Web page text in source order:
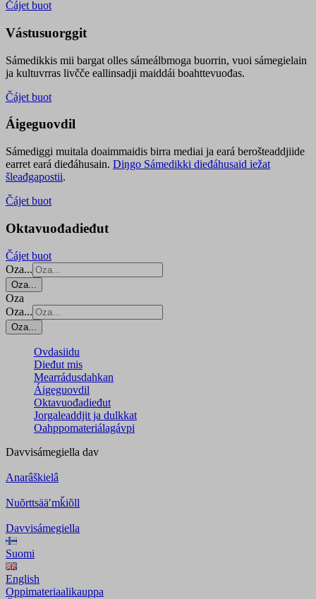
Čájet buot
Vástusuorggit
Sámedikkis mii bargat olles sámeálbmoga buorrin, vuoi sámegielain
ja kultuvrras livčče eallinsadji maiddái boahttevuođas.
Čájet buot
Áigeguovdil
Sámediggi muitala doaimmaidis birra mediai ja eará berošteaddjiide
earret eará dieđáhusain. Diŋgo Sámedikki dieđáhusaid iežat
šleađgapostii.
Čájet buot
Oktavuođadieđut
Čájet buot
Oza...
Oza...
Oza
Oza...
Oza...
Ovdasiidu
Dieđut mis
Mearrádusdahkan
Áigeguovdil
Oktavuođadieđut
Jorgaleaddjit ja dulkkat
Oahppomateriálagávpi
Davvisámegiella dav
Anarâškielâ
Nuõrttsääʹmǩiõll
Davvisámegiella
Suomi
English
Oppimateriaalikauppa